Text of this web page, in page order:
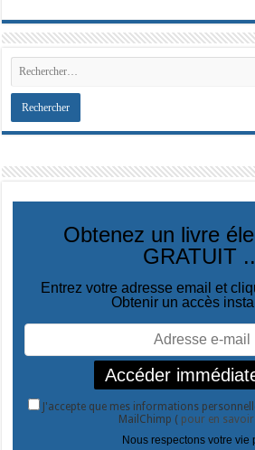
Obtenez un livre
GRATUIT
Entrez votre adresse email et
Obtenir un accès
J'accepte que mes informations
MailChimp ( pour en
Nous respectons votre vie